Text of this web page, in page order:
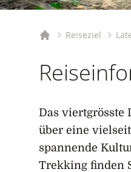
Reiseziel
Das viertgrösste
über eine
spannende
Trekking finden